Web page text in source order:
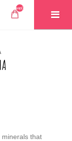
Товар(ов)
minerals that